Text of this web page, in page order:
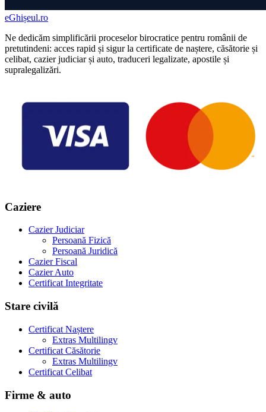
eGhișeul.ro
Ne dedicăm simplificării proceselor birocratice pentru românii de
pretutindeni: acces rapid și sigur la certificate de naștere, căsătorie și
celibat, cazier judiciar și auto, traduceri legalizate, apostile și
supralegalizări.
Caziere
Cazier Judiciar
Persoană Fizică
Persoană Juridică
Cazier Fiscal
Cazier Auto
Certificat Integritate
Stare civilă
Certificat Naștere
Extras Multilingv
Certificat Căsătorie
Extras Multilingv
Certificat Celibat
Firme & auto